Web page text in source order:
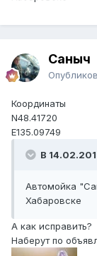
Саныч
Координаты
N48.41720
E135.09749
В
Автомойка
Хабаровске
А как исправить?
Наберут по